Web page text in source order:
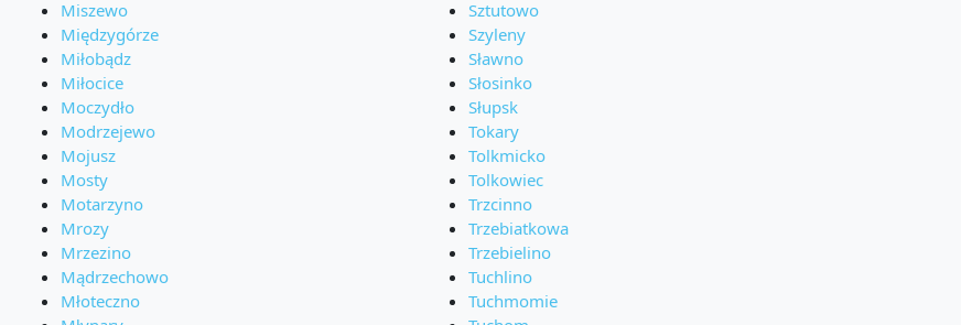
Miszewo
Międzygórze
Miłobądz
Miłocice
Moczydło
Modrzejewo
Mojusz
Mosty
Motarzyno
Mrozy
Mrzezino
Mądrzechowo
Młoteczno
Sztutowo
Szyleny
Sławno
Słosinko
Słupsk
Tokary
Tolkmicko
Tolkowiec
Trzcinno
Trzebiatkowa
Trzebielino
Tuchlino
Tuchmomie